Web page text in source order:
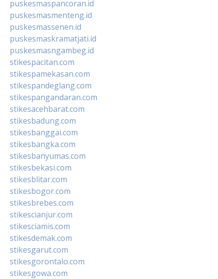
puskesmaspancoran.id
puskesmasmenteng.id
puskesmassenen.id
puskesmaskramatjati.id
puskesmasngambeg.id
stikespacitan.com
stikespamekasan.com
stikespandeglang.com
stikespangandaran.com
stikesacehbarat.com
stikesbadung.com
stikesbanggai.com
stikesbangka.com
stikesbanyumas.com
stikesbekasi.com
stikesblitar.com
stikesbogor.com
stikesbrebes.com
stikescianjur.com
stikesciamis.com
stikesdemak.com
stikesgarut.com
stikesgorontalo.com
stikesgowa.com